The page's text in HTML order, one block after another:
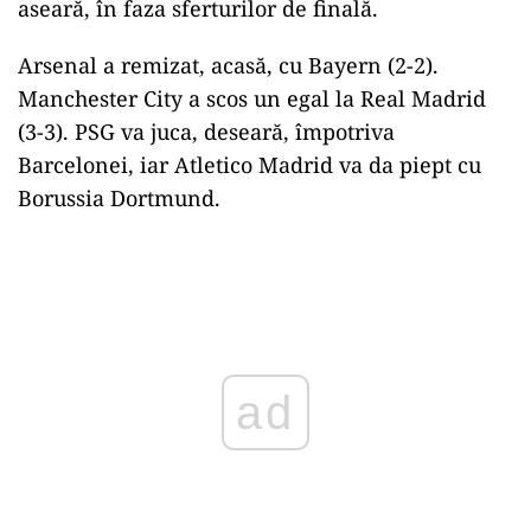
aseară, în faza sferturilor de finală.
Arsenal a remizat, acasă, cu Bayern (2-2).
Manchester City a scos un egal la Real Madrid
(3-3). PSG va juca, deseară, împotriva
Barcelonei, iar Atletico Madrid va da piept cu
Borussia Dortmund.